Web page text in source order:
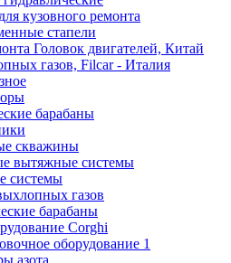
кузовного ремонта
стапели
Головок двигателей, Китай
газов, Filcar - Италия
барабаны
скважины
вытяжные системы
системы
газов
барабаны
Corghi
оборудование 1
азота